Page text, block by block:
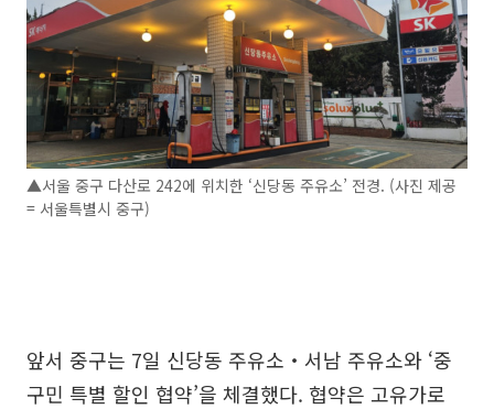
▲서울 중구 다산로 242에 위치한 ‘신당동 주유소’ 전경. (사진 제공
= 서울특별시 중구)
앞서 중구는 7일 신당동 주유소‧서남 주유소와 ‘중
구민 특별 할인 협약’을 체결했다. 협약은 고유가로